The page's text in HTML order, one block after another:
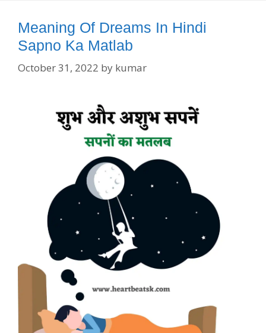
Meaning Of Dreams In Hindi
Sapno Ka Matlab
October 31, 2022 by kumar